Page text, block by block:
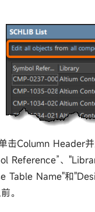
击Column Header
Reference”、
Table Name"和
。